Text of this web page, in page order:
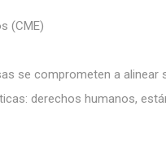
(CME)
se comprometen a
derechos humanos,